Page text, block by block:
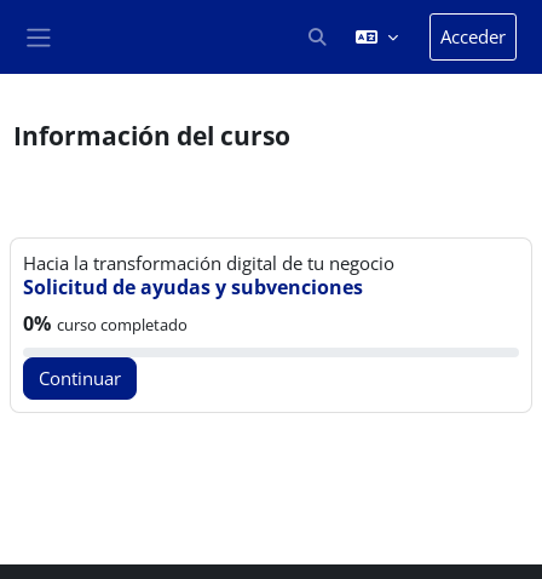
Selector de búsqueda de
Acceder
Información del curso
Hacia la transformación digital de tu negocio
Solicitud de ayudas y subvenciones
Progreso del curso:
0% curso completado
Continuar